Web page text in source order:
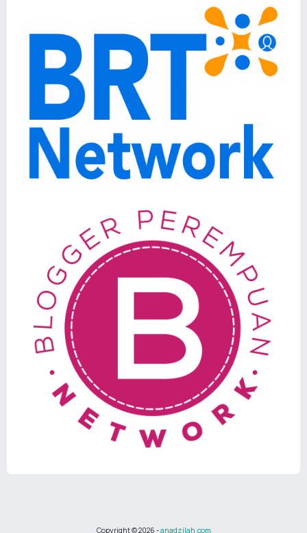
Copyright ©2026 -anadzilah.com